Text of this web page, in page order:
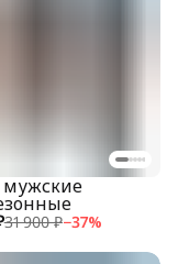
31 900 ₽−37%
мужские